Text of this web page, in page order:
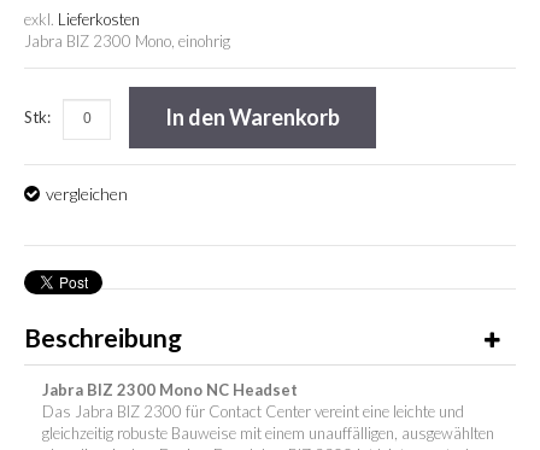
exkl. Lieferkosten
Jabra BIZ 2300 Mono, einohrig
Stk: In den Warenkorb
vergleichen
Beschreibung
Jabra BIZ 2300 Mono NC Headset
Das Jabra BIZ 2300 für Contact Center vereint eine leichte und
gleichzeitig robuste Bauweise mit einem unauffälligen, ausgewählten